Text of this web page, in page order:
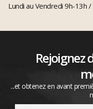
Lundi au Vendredi 9h-13h
Rejoignez
...et obtenez en avant